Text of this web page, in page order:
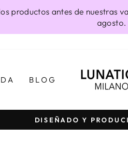
productos antes de nuestras
agosto.
BLOG
DISEÑADO Y